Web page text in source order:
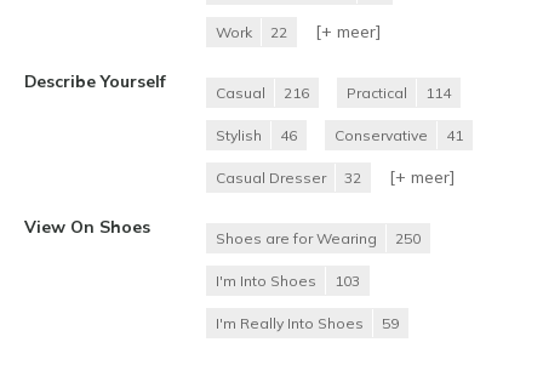
Work 22 [+ meer]
Describe Yourself
Casual 216 Practical 114
Stylish 46 Conservative 41
Casual Dresser 32 [+ meer]
View On Shoes
Shoes are for Wearing 250
I'm Into Shoes 103
I'm Really Into Shoes 59